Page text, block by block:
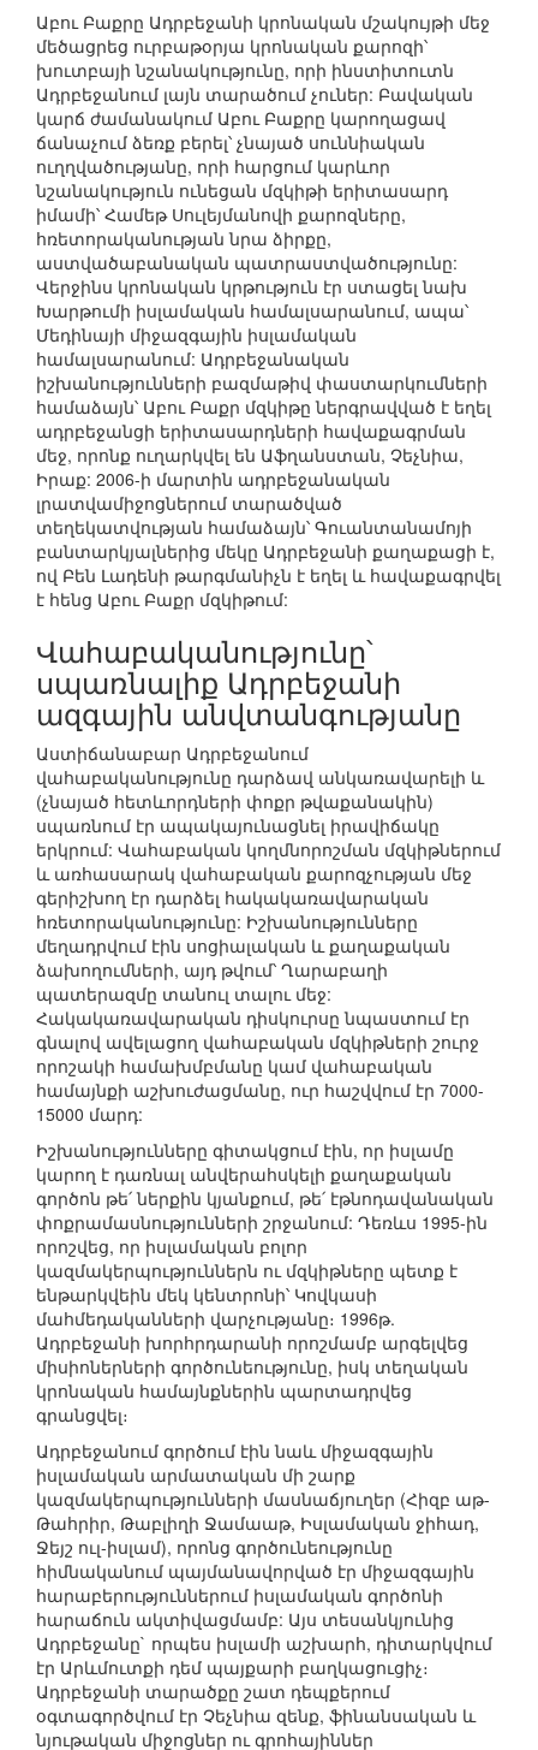
Աբու Բաքրը Ադրբեջանի կրոնական մշակույթի մեջ
մեծացրեց ուրբաթօրյա կրոնական քարոզի՝
խուտբայի նշանակությունը, որի ինստիտուտն
Ադրբեջանում լայն տարածում չուներ: Բավական
կարճ ժամանակում Աբու Բաքրը կարողացավ
ճանաչում ձեռք բերել՝ չնայած սուննիական
ուղղվածությանը, որի հարցում կարևոր
նշանակություն ունեցան մզկիթի երիտասարդ
իմամի՝ Համեթ Սուլեյմանովի քարոզները,
հռետորականության նրա ձիրքը,
աստվածաբանական պատրաստվածությունը:
Վերջինս կրոնական կրթություն էր ստացել նախ
Խարթումի իսլամական համալսարանում, ապա՝
Մեդինայի միջազգային իսլամական
համալսարանում: Ադրբեջանական
իշխանությունների բազմաթիվ փաստարկումների
համաձայն՝ Աբու Բաքր մզկիթը ներգրավված է եղել
ադրբեջանցի երիտասարդների հավաքագրման
մեջ, որոնք ուղարկվել են Աֆղանստան, Չեչնիա,
Իրաք: 2006-ի մարտին ադրբեջանական
լրատվամիջոցներում տարածված
տեղեկատվության համաձայն՝ Գուանտանամոյի
բանտարկյալներից մեկը Ադրբեջանի քաղաքացի է,
ով Բեն Լադենի թարգմանիչն է եղել և հավաքագրվել
է հենց Աբու Բաքր մզկիթում:
Վահաբականությունը՝
սպառնալիք Ադրբեջանի
ազգային անվտանգությանը
Աստիճանաբար Ադրբեջանում
վահաբականությունը դարձավ անկառավարելի և
(չնայած հետևորդների փոքր թվաքանակին)
սպառնում էր ապակայունացնել իրավիճակը
երկրում: Վահաբական կողմնորոշման մզկիթներում
և առհասարակ վահաբական քարոզչության մեջ
գերիշխող էր դարձել հակակառավարական
հռետորականությունը: Իշխանությունները
մեղադրվում էին սոցիալական և քաղաքական
ձախողումների, այդ թվում՝ Ղարաբաղի
պատերազմը տանուլ տալու մեջ:
Հակակառավարական դիսկուրսը նպաստում էր
գնալով ավելացող վահաբական մզկիթների շուրջ
որոշակի համախմբմանը կամ վահաբական
համայնքի աշխուժացմանը, ուր հաշվվում էր 7000-
15000 մարդ:
Իշխանությունները գիտակցում էին, որ իսլամը
կարող է դառնալ անվերահսկելի քաղաքական
գործոն թե՛ ներքին կյանքում, թե՛ էթնոդավանական
փոքրամասնությունների շրջանում: Դեռևս 1995-ին
որոշվեց, որ իսլամական բոլոր
կազմակերպություններն ու մզկիթները պետք է
ենթարկվեին մեկ կենտրոնի՝ Կովկասի
մահմեդականների վարչությանը։ 1996թ.
Ադրբեջանի խորհրդարանի որոշմամբ արգելվեց
միսիոներների գործունեությունը, իսկ տեղական
կրոնական համայնքներին պարտադրվեց
գրանցվել։
Ադրբեջանում գործում էին նաև միջազգային
իսլամական արմատական մի շարք
կազմակերպությունների մասնաճյուղեր (Հիզբ աթ-
Թահրիր, Թաբլիղի Ջամաաթ, Իսլամական ջիհադ,
Ջեյշ ուլ-իսլամ), որոնց գործունեությունը
հիմնականում պայմանավորված էր միջազգային
հարաբերություններում իսլամական գործոնի
հարաճուն ակտիվացմամբ: Այս տեսանկյունից
Ադրբեջանը` որպես իսլամի աշխարհ, դիտարկվում
էր Արևմուտքի դեմ պայքարի բաղկացուցիչ։
Ադրբեջանի տարածքը շատ դեպքերում
օգտագործվում էր Չեչնիա զենք, ֆինանսական և
նյութական միջոցներ ու գրոհայիններ